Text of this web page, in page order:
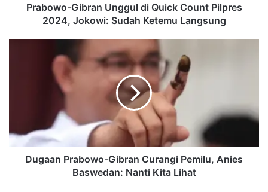
SudahPrabowo-Gibran Unggul di Quick Count Pilpres
2024, Jokowi: Sudah Ketemu Langsung
Nanti
Kita
LihatDugaan Prabowo-Gibran Curangi Pemilu, Anies
Baswedan: Nanti Kita Lihat